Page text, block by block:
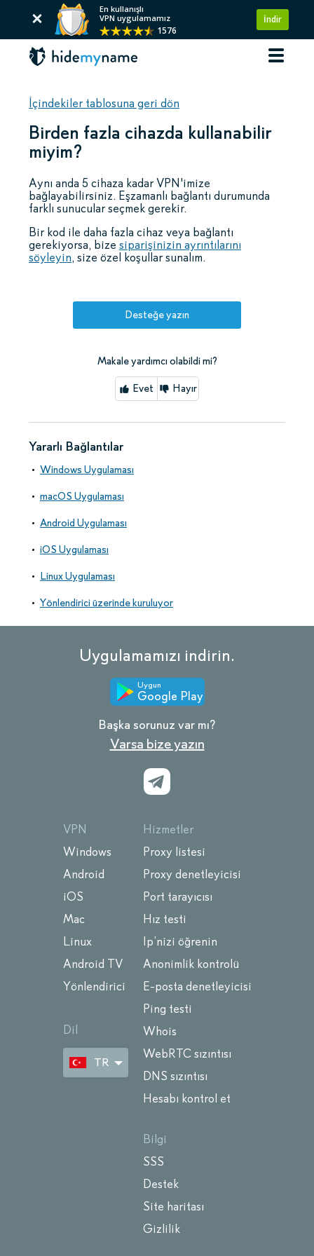
En kullanışlı
VPN uygulamamız
1576
İndir
İçindekiler tablosuna geri dön
Birden fazla cihazda kullanabilir
miyim?
Aynı anda 5 cihaza kadar VPN'imize
bağlayabilirsiniz. Eşzamanlı bağlantı durumunda
farklı sunucular seçmek gerekir.
Bir kod ile daha fazla cihaz veya bağlantı
gerekiyorsa, bize siparişinizin ayrıntılarını
söyleyin, size özel koşullar sunalım.
Desteğe yazın
Makale yardımcı olabildi mi?
Evet Hayır
Yararlı Bağlantılar
Windows Uygulaması
macOS Uygulaması
Android Uygulaması
iOS Uygulaması
Linux Uygulaması
Yönlendirici üzerinde kuruluyor
Uygulamamızı indirin.
Uygun
Google Play
Başka sorunuz var mı?
Varsa bize yazın
VPN
Windows
Android
iOS
Mac
Linux
Android TV
Yönlendirici
Dil
TR
Hizmetler
Proxy listesi
Proxy denetleyicisi
Port tarayıcısı
Hız testi
Ip’nizi öğrenin
Anonimlik kontrolü
E-posta denetleyicisi
Ping testi
Whois
WebRTC sızıntısı
DNS sızıntısı
Hesabı kontrol et
Bilgi
SSS
Destek
Site haritası
Gizlilik